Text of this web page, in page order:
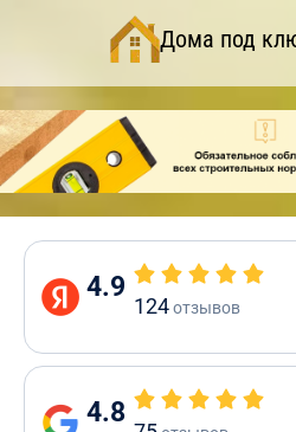
Дома под
4.9
124отзывов
4.8